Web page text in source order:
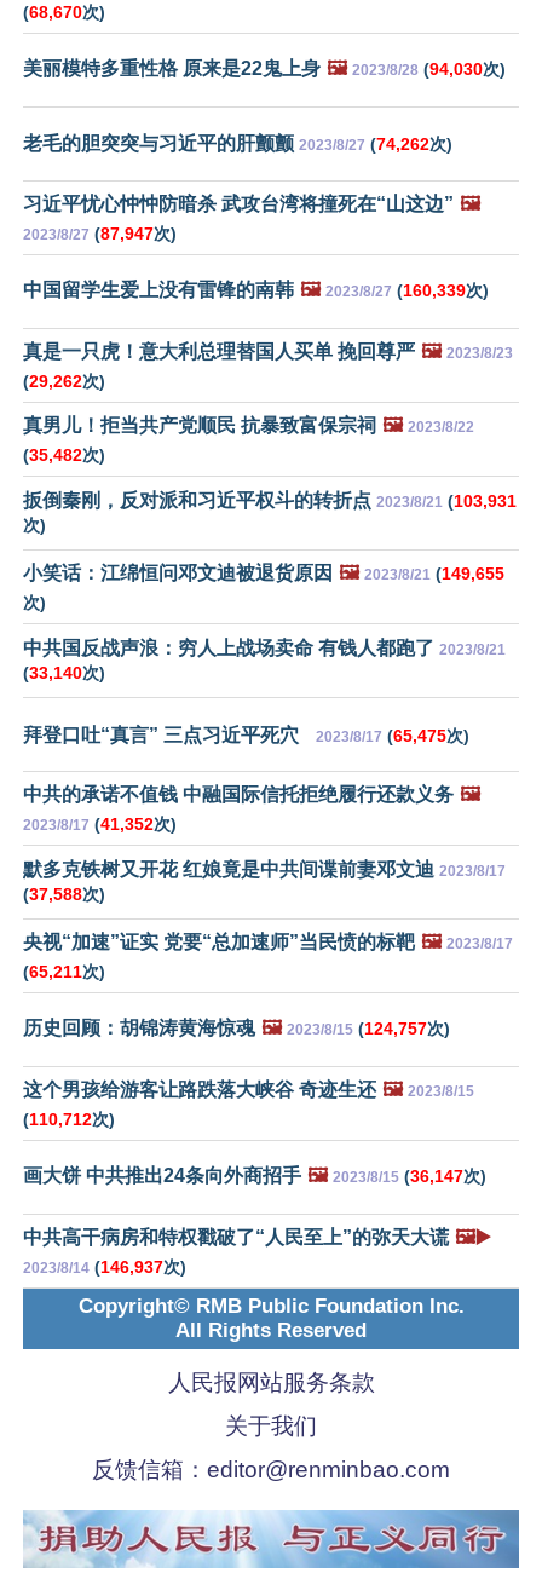
(68,670次)
美丽模特多重性格 原来是22鬼上身 🖼️ 2023/8/28 (94,030次)
老毛的胆突突与习近平的肝颤颤 2023/8/27 (74,262次)
习近平忧心忡忡防暗杀 武攻台湾将撞死在“山这边” 🖼️
2023/8/27 (87,947次)
中国留学生爱上没有雷锋的南韩 🖼️ 2023/8/27 (160,339次)
真是一只虎！意大利总理替国人买单 挽回尊严 🖼️ 2023/8/23
(29,262次)
真男儿！拒当共产党顺民 抗暴致富保宗祠 🖼️ 2023/8/22
(35,482次)
扳倒秦刚，反对派和习近平权斗的转折点 2023/8/21 (103,931
次)
小笑话：江绵恒问邓文迪被退货原因 🖼️ 2023/8/21 (149,655
次)
中共国反战声浪：穷人上战场卖命 有钱人都跑了 2023/8/21
(33,140次)
拜登口吐“真言” 三点习近平死穴 2023/8/17 (65,475次)
中共的承诺不值钱 中融国际信托拒绝履行还款义务 🖼️
2023/8/17 (41,352次)
默多克铁树又开花 红娘竟是中共间谍前妻邓文迪 2023/8/17
(37,588次)
央视“加速”证实 党要“总加速师”当民愤的标靶 🖼️ 2023/8/17
(65,211次)
历史回顾：胡锦涛黄海惊魂 🖼️ 2023/8/15 (124,757次)
这个男孩给游客让路跌落大峡谷 奇迹生还 🖼️ 2023/8/15
(110,712次)
画大饼 中共推出24条向外商招手 🖼️ 2023/8/15 (36,147次)
中共高干病房和特权戳破了“人民至上”的弥天大谎 🖼️▶️
2023/8/14 (146,937次)
Copyright© RMB Public Foundation Inc.
All Rights Reserved
人民报网站服务条款
关于我们
反馈信箱： editor@renminbao.com